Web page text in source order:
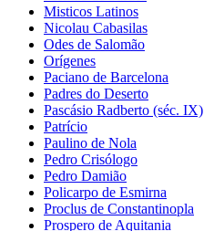
Misticos Latinos
Nicolau Cabasilas
Odes de Salomão
Orígenes
Paciano de Barcelona
Padres do Deserto
Pascásio Radberto (séc. IX)
Patrício
Paulino de Nola
Pedro Crisólogo
Pedro Damião
Policarpo de Esmirna
Proclus de Constantinopla
Prospero de Aquitania